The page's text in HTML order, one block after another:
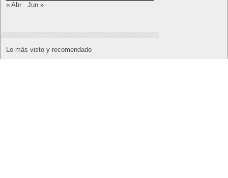
« Abr Jun »
Lo más visto y recomendado